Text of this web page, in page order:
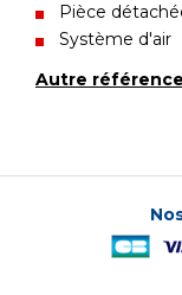
Pièce
Système d'air
Autre référence